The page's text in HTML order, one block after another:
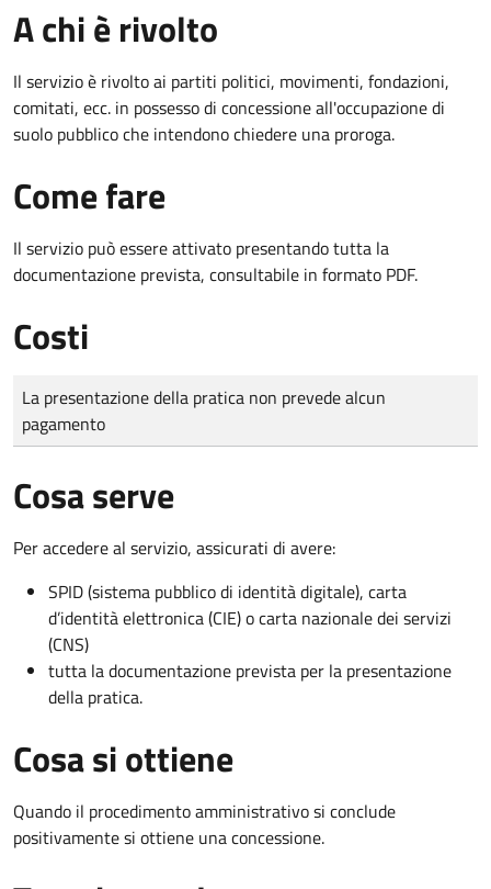
A chi è rivolto
Il servizio è rivolto ai partiti politici, movimenti, fondazioni,
comitati, ecc. in possesso di concessione all'occupazione di
suolo pubblico che intendono chiedere una proroga.
Come fare
Il servizio può essere attivato presentando tutta la
documentazione prevista, consultabile in formato PDF.
Costi
Tipo di pagamento
Importo
La presentazione della pratica non prevede alcun
pagamento
Cosa serve
Per accedere al servizio, assicurati di avere:
SPID (sistema pubblico di identità digitale), carta
d’identità elettronica (CIE) o carta nazionale dei servizi
(CNS)
tutta la documentazione prevista per la presentazione
della pratica.
Cosa si ottiene
Quando il procedimento amministrativo si conclude
positivamente si ottiene una concessione.